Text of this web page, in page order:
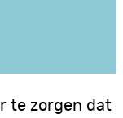
te zorgen dat